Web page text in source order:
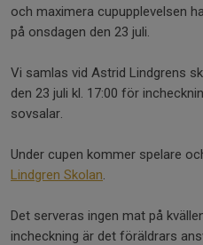
och maximera cupupplevelsen
på onsdagen den 23 juli.
Vi samlas vid Astrid Lindgrens
den 23 juli kl. 17:00 för
sovsalar.
Under cupen kommer spelare
Lindgren Skolan.
Det serveras ingen mat på
incheckning är det föräldrars